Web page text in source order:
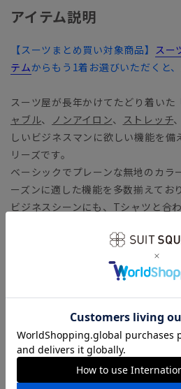
アイテム説明
【スーツまとめ買い対象商品】 スー
テムからもう1着お選びいただく
スーツ屋が長年かけてたどり着いた
ャブル、 ノンアイロン、 ストレッチ、
しいビジネスマンに欲しい機能を備
リーズです。
ベーシックでプレーンな無地のカラ
ーズンに適した機能を多数揃えてお
ビジネスシーンにも、Tシャツと合
【モデル】 MODERN CLASSIC
人気のCH22をベースに、センター
のジャケットに、シャープなテーパ
イトフィットモデル。立体的なフォ
ニマルな副資材使いによる軽快な着
「MODERN CLASSIC MODEL（モ
ル）」とは？